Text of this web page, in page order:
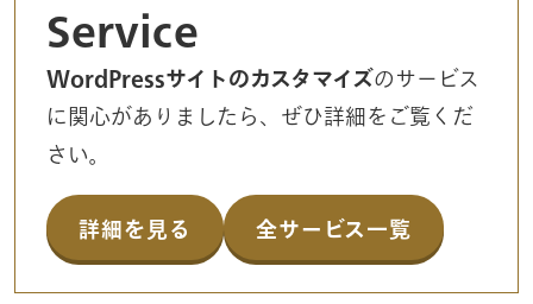
Service
WordPressサイトのカスタマイズのサービス
に関心がありましたら、ぜひ詳細をご覧くだ
さい。
詳細を見る 全サービス一覧